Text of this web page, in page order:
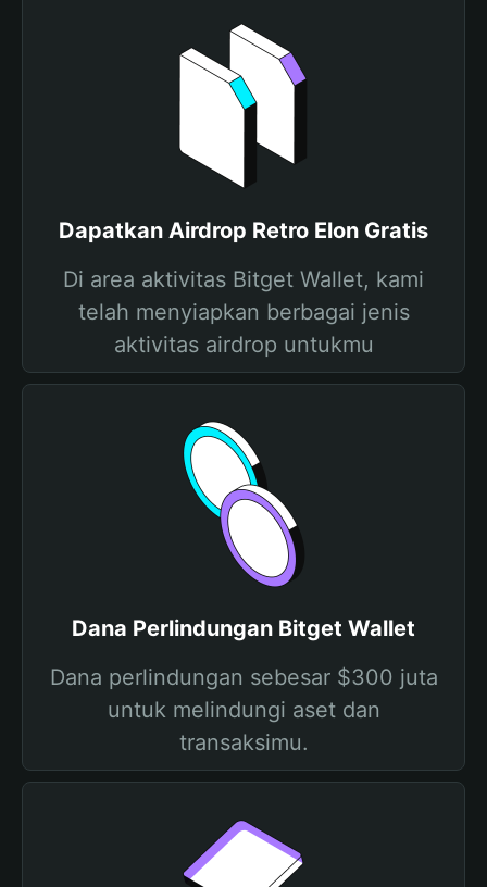
Dapatkan Airdrop Retro Elon Gratis
Di area aktivitas Bitget Wallet, kami
telah menyiapkan berbagai jenis
aktivitas airdrop untukmu
Dana Perlindungan Bitget Wallet
Dana perlindungan sebesar $300 juta
untuk melindungi aset dan
transaksimu.